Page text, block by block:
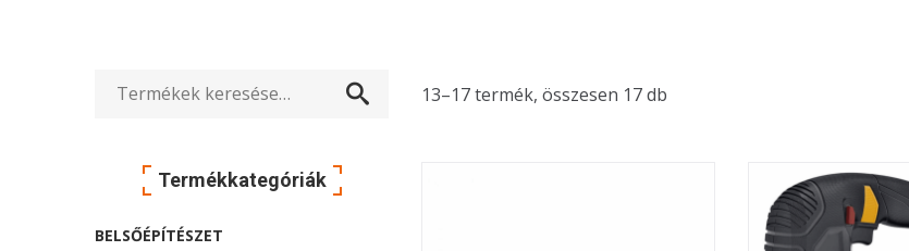
13–17 termék, összesen 17 db
következőre:
Termékkategóriák
BELSŐÉPÍTÉSZET